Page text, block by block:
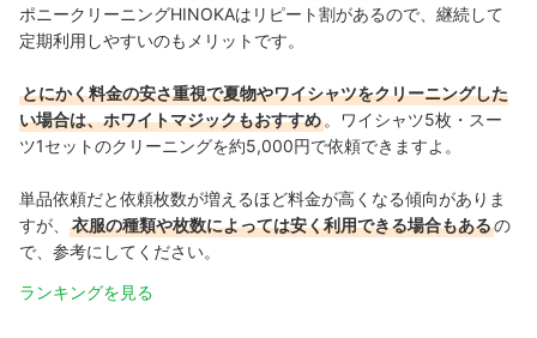
ポニークリーニングHINOKAはリピート割があるので、継続して
定期利用しやすいのもメリットです。
とにかく料金の安さ重視で夏物やワイシャツをクリーニングした
い場合は、ホワイトマジックもおすすめ 。ワイシャツ5枚・スー
ツ1セットのクリーニングを約5,000円で依頼できますよ。
単品依頼だと依頼枚数が増えるほど料金が高くなる傾向がありま
すが、
衣服の種類や枚数によっては安く利用できる場合もあるの
で、参考にしてください。
ランキングを見る